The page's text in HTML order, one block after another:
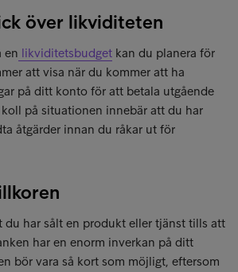
över likviditeten
en likviditetsbudget kan du planera för
att visa när du kommer att ha
på ditt konto för att betala utgående
på situationen innebär att du har
åtgärder innan du råkar ut för
du har sålt en produkt eller tjänst tills att
har en enorm inverkan på ditt
bör vara så kort som möjligt, eftersom